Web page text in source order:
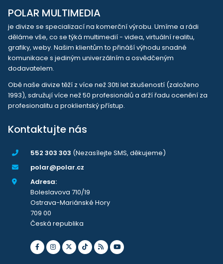
POLAR MULTIMEDIA
je divize se specializací na komerční výrobu. Umíme a rádi
děláme vše, co se týká multimedií - videa, virtuální realitu,
grafiky, weby. Našim klientům to přináší výhodu snadné
komunikace s jediným univerzálním a osvědčeným
dodavatelem.
Obě naše divize těží z více než 30ti let zkušeností (založeno
1993), sdružují více než 50 profesionálů a drží řadu ocenění za
profesionalitu a proklientský přístup.
Kontaktujte nás
552 303 303 (Nezasílejte SMS, děkujeme)
polar@polar.cz
Adresa:
Boleslavova 710/19
Ostrava-Mariánské Hory
709 00
Česká republika